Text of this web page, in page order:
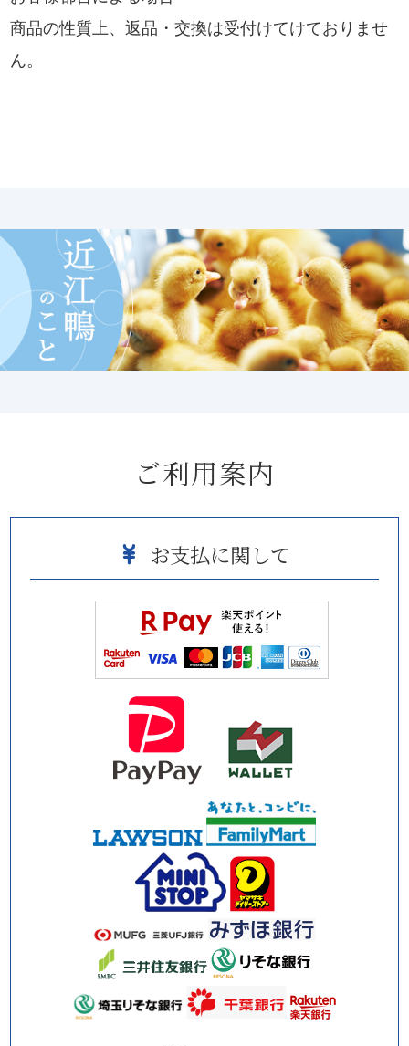
商品の性質上、返品・交換は受付けてけておりませ
ん。
ご利用案内
お支払に関して